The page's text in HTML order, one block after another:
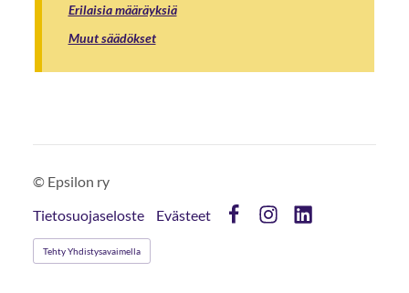
Erilaisia määräyksiä
Muut säädökset
© Epsilon ry
Tietosuojaseloste
Evästeet
Tehty Yhdistysavaimella